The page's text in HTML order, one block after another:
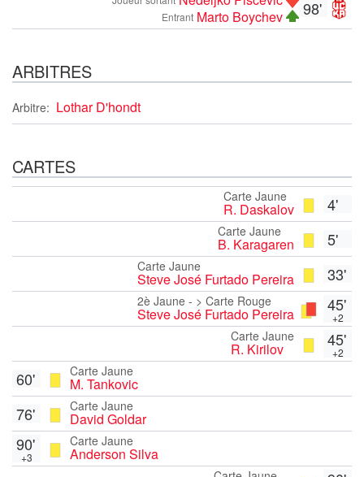
98'
Entrant Marto Boychev
ARBITRES
Arbitre: Lothar D'hondt
CARTES
4'
Carte Jaune
R. Daskalov
5'
Carte Jaune
B. Karagaren
33'
Carte Jaune
Steve José Furtado Pereira
45'
+2
2è Jaune - > Carte Rouge
Steve José Furtado Pereira
45'
+2
Carte Jaune
R. Kirilov
Carte Jaune
M. Tankovic
60'
Carte Jaune
David Goldar
76'
Carte Jaune
Anderson Silva
90'
+3